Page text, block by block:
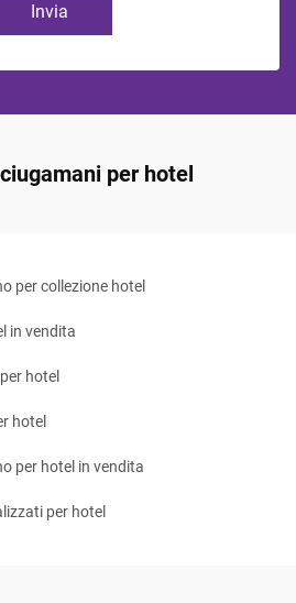
Invia
per hotel
per collezione hotel
in vendita
hotel
hotel
per hotel in vendita
per hotel